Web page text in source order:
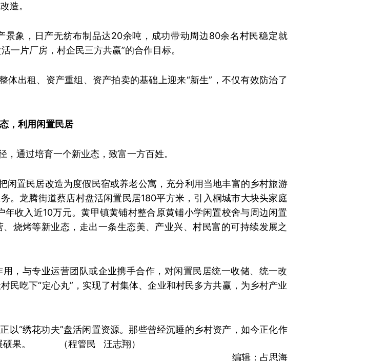
造。
象，日产无纺布制品达20余吨，成功带动周边80余名村民稳定就
一片厂房，村企民三方共赢”的合作目标。
体出租、资产重组、资产拍卖的基础上迎来“新生”，不仅有效防治了
，利用闲置民居
通过培育一个新业态，致富一方百姓。
闲置民居改造为度假民宿或养老公寓，充分利用当地丰富的乡村旅游
。龙腾街道蔡店村盘活闲置民居180平方米，引入桐城市大块头家庭
收入近10万元。黄甲镇黄铺村整合原黄铺小学闲置校舍与周边闲置
烧烤等新业态，走出一条生态美、产业兴、村民富的可持续发展之
，与专业运营团队或企业携手合作，对闲置民居统一收储、统一改
民吃下“定心丸”，实现了村集体、企业和村民多方共赢，为乡村产业
以“绣花功夫”盘活闲置资源。那些曾经沉睡的乡村资产，如今正化作
展硕果。 （程管民 汪志翔）
编辑：占思海